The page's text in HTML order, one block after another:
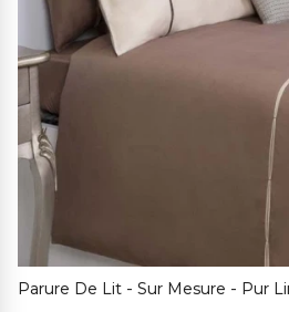
Parure De Lit - Sur Mesure - Pur